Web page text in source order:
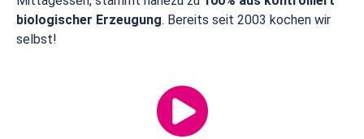
biologischer Erzeugung. Bereits seit 2003 kochen wir
selbst!